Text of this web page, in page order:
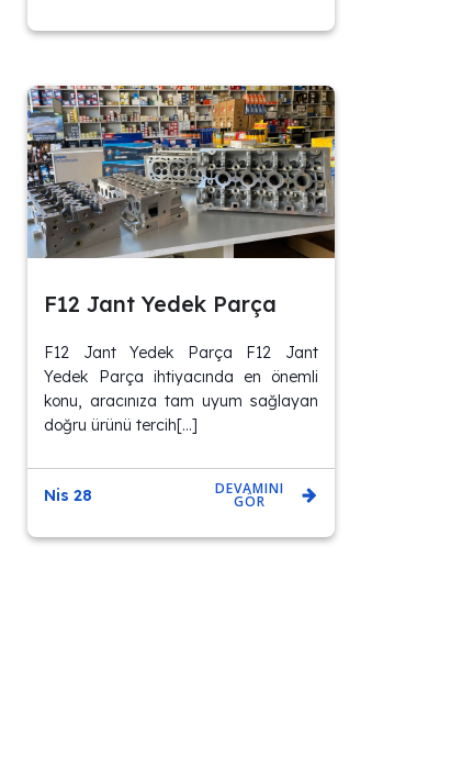
F12 Jant Yedek Parça
F12 Jant Yedek Parça F12 Jant
Yedek Parça ihtiyacında en önemli
konu, aracınıza tam uyum sağlayan
doğru ürünü tercih[…]
Nis 28 DEVAMINI
GÖR